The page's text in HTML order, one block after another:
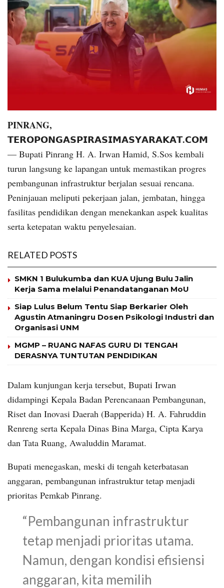
PINRANG,
𝗧𝗘𝗥𝗢𝗣𝗢𝗡𝗚𝗔𝗦𝗣𝗜𝗥𝗔𝗦𝗜𝗠𝗔𝗦𝗬𝗔𝗥𝗔𝗞𝗔𝗧.𝗖𝗢𝗠
— Bupati Pinrang H. A. Irwan Hamid, S.Sos kembali
turun langsung ke lapangan untuk memastikan progres
pembangunan infrastruktur berjalan sesuai rencana.
Peninjauan meliputi pekerjaan jalan, jembatan, hingga
fasilitas pendidikan dengan menekankan aspek kualitas
serta ketepatan waktu penyelesaian.
RELATED POSTS
SMKN 1 Bulukumba dan KUA Ujung Bulu Jalin
Kerja Sama melalui Penandatanganan MoU
Siap Lulus Belum Tentu Siap Berkarier Oleh
Agustin Atmaningru Dosen Psikologi Industri dan
Organisasi UNM
MGMP – RUANG NAFAS GURU DI TENGAH
DERASNYA TUNTUTAN PENDIDIKAN
Dalam kunjungan kerja tersebut, Bupati Irwan
didampingi Kepala Badan Perencanaan Pembangunan,
Riset dan Inovasi Daerah (Bapperida) H. A. Fahruddin
Renreng serta Kepala Dinas Bina Marga, Cipta Karya
dan Tata Ruang, Awaluddin Maramat.
Bupati menegaskan, meski di tengah keterbatasan
anggaran, pembangunan infrastruktur tetap menjadi
prioritas Pemkab Pinrang.
“Pembangunan infrastruktur
tetap menjadi prioritas utama.
Namun, dengan kondisi efisiensi
anggaran, kita memilih